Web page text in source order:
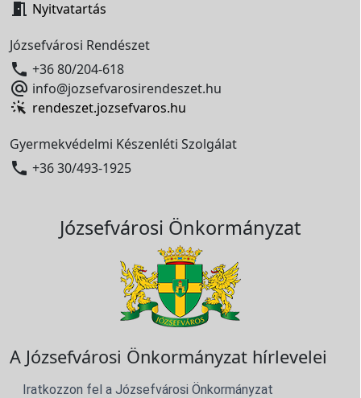
 Nyitvatartás
Józsefvárosi Rendészet
 +36 80/204-618
 info@jozsefvarosirendeszet.hu
rendeszet.jozsefvaros.hu
Gyermekvédelmi Készenléti Szolgálat
 +36 30/493-1925
Józsefvárosi Önkormányzat
A Józsefvárosi Önkormányzat hírlevelei
Iratkozzon fel a Józsefvárosi Önkormányzat